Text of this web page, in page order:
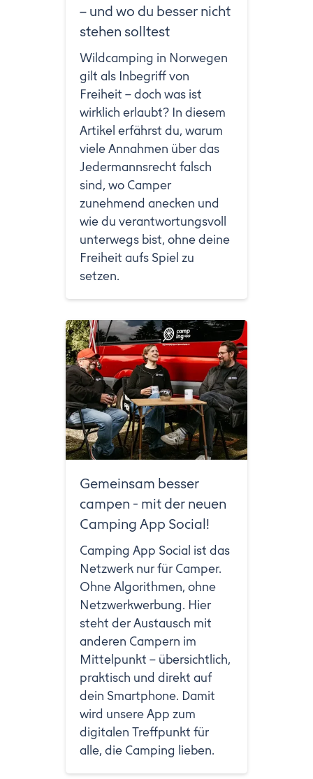
– und wo du besser nicht
stehen solltest
Wildcamping in Norwegen
gilt als Inbegriff von
Freiheit – doch was ist
wirklich erlaubt? In diesem
Artikel erfährst du, warum
viele Annahmen über das
Jedermannsrecht falsch
sind, wo Camper
zunehmend anecken und
wie du verantwortungsvoll
unterwegs bist, ohne deine
Freiheit aufs Spiel zu
setzen.
Gemeinsam besser
campen - mit der neuen
Camping App Social!
Camping App Social ist das
Netzwerk nur für Camper.
Ohne Algorithmen, ohne
Netzwerkwerbung. Hier
steht der Austausch mit
anderen Campern im
Mittelpunkt – übersichtlich,
praktisch und direkt auf
dein Smartphone. Damit
wird unsere App zum
digitalen Treffpunkt für
alle, die Camping lieben.